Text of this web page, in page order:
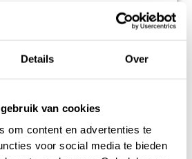
Details Over
van cookies
om content en advertenties te
voor social media te bieden
blog
over online marketing, of